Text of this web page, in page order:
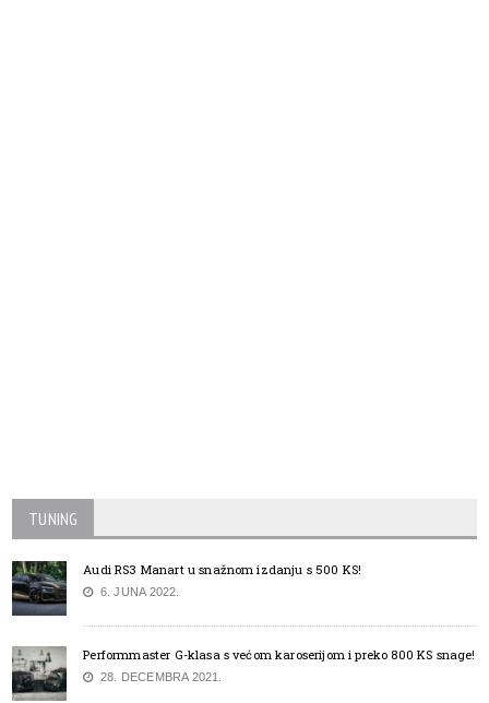
TUNING
Audi RS3 Manart u snažnom izdanju s 500 KS!
6. JUNA 2022.
Performmaster G-klasa s većom karoserijom i preko 800 KS snage!
28. DECEMBRA 2021.